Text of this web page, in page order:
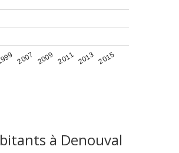
2007 2009 2011 2013 2015
à Denouval